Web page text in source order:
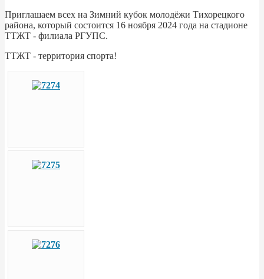
Приглашаем всех на Зимний кубок молодёжи Тихорецкого
района, который состоится 16 ноября 2024 года на стадионе
ТТЖТ - филиала РГУПС.
ТТЖТ - территория спорта!